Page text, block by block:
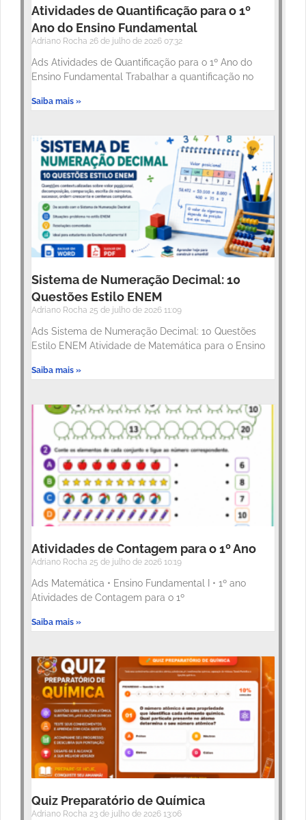
Atividades de Quantificação para o 1º
Ano do Ensino Fundamental
Adriano Rocha 26 de julho de 2026 07:32
Ads Atividades de Quantificação para o 1º Ano do
Ensino Fundamental Trabalhar a quantificação no
Saiba mais »
Sistema de Numeração Decimal: 10
Questões Estilo ENEM
Adriano Rocha 25 de julho de 2026 11:09
Ads Sistema de Numeração Decimal: 10 Questões
Estilo ENEM Atividade de Matemática para o Ensino
Saiba mais »
Atividades de Contagem para o 1º Ano
Adriano Rocha 25 de julho de 2026 10:19
Ads Matemática • Ensino Fundamental I • 1º ano
Atividades de Contagem para o 1º
Saiba mais »
Quiz Preparatório de Química
Adriano Rocha 23 de julho de 2026 13:06